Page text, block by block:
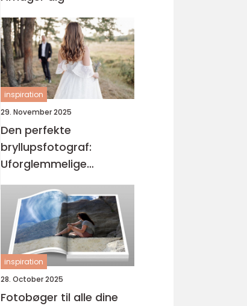
inspiration
29. November 2025
Den perfekte
bryllupsfotograf:
Uforglemmelige
øjeblikke
inspiration
28. October 2025
Fotobøger til alle dine